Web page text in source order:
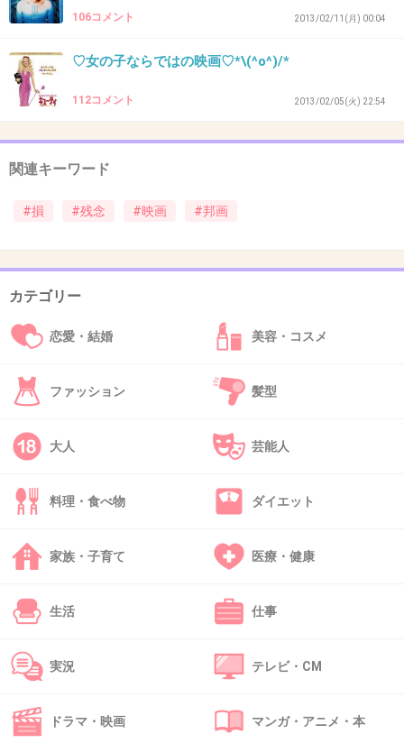
で期待してただけにガッカリ。
宮崎あおいがセリフしゃべってんなぁと思って
しまうような演技だった。
ヤマト(キムタク主演の)
逆に思いっきり笑いたい人にはお勧め、突っ込
みどころ満載だったww
35. 匿名 2012/12/03(月) 00:08:40
冷たい熱帯魚
話題になってたから観たが、気持ち悪過ぎｗｗ
茶の味。退屈すぎて途中で寝た。
106コメント 2013/02/11(月) 00:04
♡女の子ならではの映画♡*\(^o^)/*
112コメント 2013/02/05(火) 22:54
関連キーワード
#損 #残念 #映画 #邦画
カテゴリー
恋愛・結婚 美容・コスメ
ファッション 髪型
大人 芸能人
料理・食べ物 ダイエット
家族・子育て 医療・健康
生活 仕事
実況 テレビ・CM
ドラマ・映画 マンガ・アニメ・本